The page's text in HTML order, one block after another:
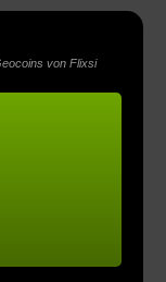
von Flixsi